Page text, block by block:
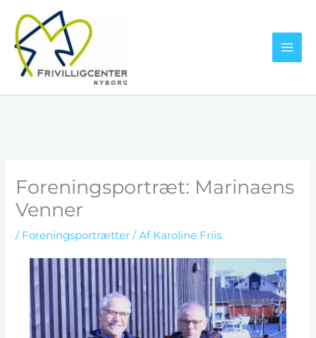
indholdet
Foreningsportræt: Marinaens
Venner
/ Foreningsportrætter / Af Karoline Friis